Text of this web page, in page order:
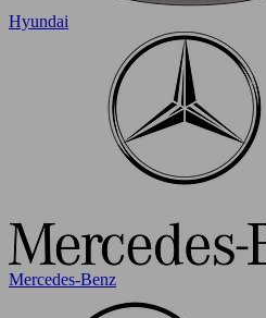
Hyundai
Mercedes-Benz